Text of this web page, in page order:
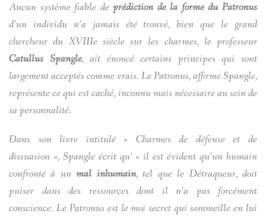
Aucun système fiable deprédiction de la forme du Patronus
d’un individu n’a jamais été trouvé, bien que le grand
chercheur du XVIIIe siècle sur les charmes, le professeur
Catullus Spangle, ait énoncé certains principes qui sont
largement acceptés comme vrais. Le Patronus, affirme Spangle,
représente ce qui est caché, inconnu mais nécessaire au sein de
sa personnalité.
Dans son livre intitulé « Charmes de défense et de
dissuasion », Spangle écrit qu’ « il est évident qu’un humain
confronté à unmal inhumain, tel que le Détraqueur, doit
puiser dans des ressources dont il n’a pas forcément
conscience. Le Patronus est le moi secret qui sommeille en lui